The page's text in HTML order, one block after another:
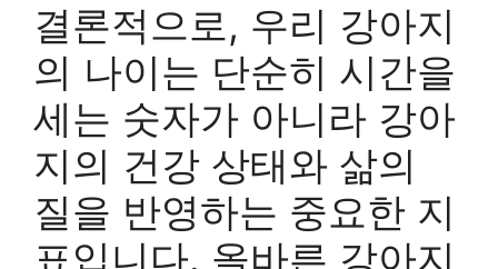
결론적으로, 우리 강아지
의 나이는 단순히 시간을
세는 숫자가 아니라 강아
지의 건강 상태와 삶의
질을 반영하는 중요한 지
표입니다. 올바른 강아지